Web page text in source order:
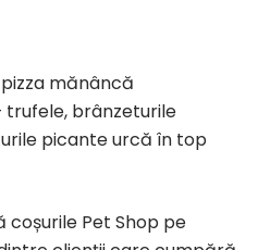
pizza mănâncă
trufele, brânzeturile
picante urcă în top
coșurile Pet Shop pe